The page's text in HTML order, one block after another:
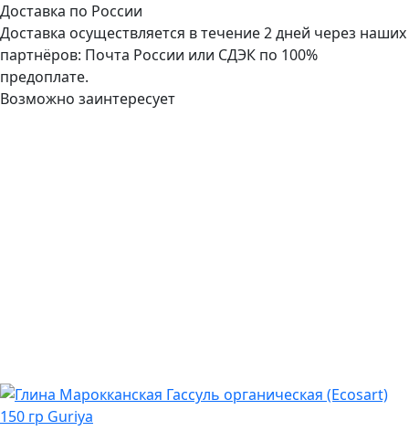
Доставка по России
Доставка осуществляется в течение 2 дней через наших
партнёров: Почта России или СДЭК по 100%
предоплате.
Возможно заинтересует